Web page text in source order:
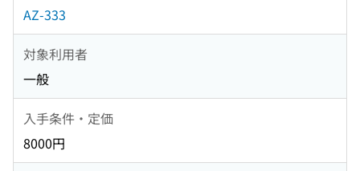
AZ-333
対象利用者
一般
入手条件・定価
8000円